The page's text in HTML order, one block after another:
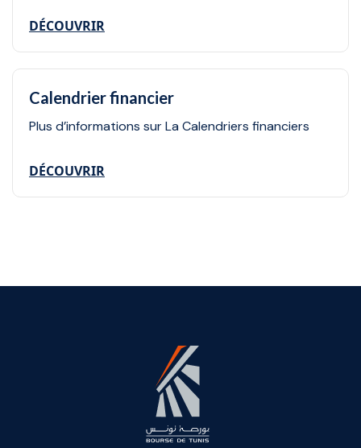
DÉCOUVRIR
Calendrier financier
Plus d’informations sur La Calendriers financiers
DÉCOUVRIR